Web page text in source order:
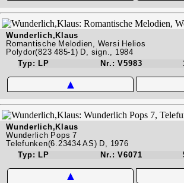
Wunderlich,Klaus
Romantische Melodien, Wersi Helios
Polydor(823 485-1) D, sign., 1984
Typ: LP
Nr.: V5983
▲
Wunderlich,Klaus
Wunderlich Pops 7
Telefunken(6.23434 AS) D, 1976
Typ: LP
Nr.: V6071
▲